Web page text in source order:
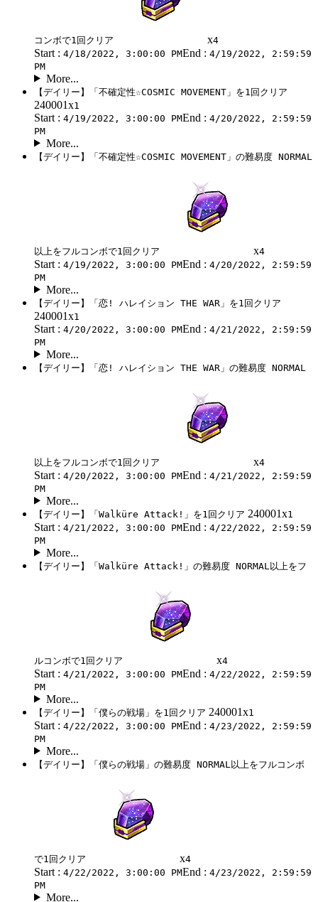
コンボで1回クリア x4
Start : 4/18/2022, 3:00:00 PMEnd : 4/19/2022, 2:59:59
PM
More...
【デイリー】「不確定性☆COSMIC MOVEMENT」を1回クリア
240001x1
Start : 4/19/2022, 3:00:00 PMEnd : 4/20/2022, 2:59:59
PM
More...
【デイリー】「不確定性☆COSMIC MOVEMENT」の難易度 NORMAL
以上をフルコンボで1回クリア x4
Start : 4/19/2022, 3:00:00 PMEnd : 4/20/2022, 2:59:59
PM
More...
【デイリー】「恋! ハレイション THE WAR」を1回クリア
240001x1
Start : 4/20/2022, 3:00:00 PMEnd : 4/21/2022, 2:59:59
PM
More...
【デイリー】「恋! ハレイション THE WAR」の難易度 NORMAL
以上をフルコンボで1回クリア x4
Start : 4/20/2022, 3:00:00 PMEnd : 4/21/2022, 2:59:59
PM
More...
【デイリー】「Walküre Attack!」を1回クリア 240001x1
Start : 4/21/2022, 3:00:00 PMEnd : 4/22/2022, 2:59:59
PM
More...
【デイリー】「Walküre Attack!」の難易度 NORMAL以上をフ
ルコンボで1回クリア x4
Start : 4/21/2022, 3:00:00 PMEnd : 4/22/2022, 2:59:59
PM
More...
【デイリー】「僕らの戦場」を1回クリア 240001x1
Start : 4/22/2022, 3:00:00 PMEnd : 4/23/2022, 2:59:59
PM
More...
【デイリー】「僕らの戦場」の難易度 NORMAL以上をフルコンボ
で1回クリア x4
Start : 4/22/2022, 3:00:00 PMEnd : 4/23/2022, 2:59:59
PM
More...